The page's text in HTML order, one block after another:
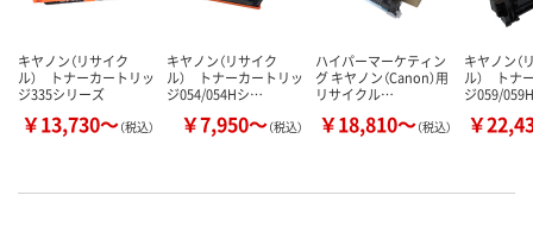
キヤノン（リサイク
ル） トナーカートリッ
ジ335シリーズ
￥13,730～（税込）
キヤノン（リサイク
ル） トナーカートリッ
ジ054/054Hシ…
￥7,950～（税込）
ハイパーマーケティン
グ キヤノン（Canon）用
リサイクル…
￥18,810～（税込）
キヤノン（
ル） トナ
ジ059/
￥